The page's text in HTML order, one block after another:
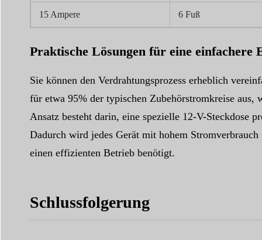
15 Ampere 6 Fuß
Praktische Lösungen für eine einfachere
Sie können den Verdrahtungsprozess erheblich
für etwa 95% der typischen Zubehörstromkreise
Ansatz besteht darin, eine spezielle 12-V-Steckdose
Dadurch wird jedes Gerät mit hohem
einen effizienten Betrieb benötigt.
Schlussfolgerung